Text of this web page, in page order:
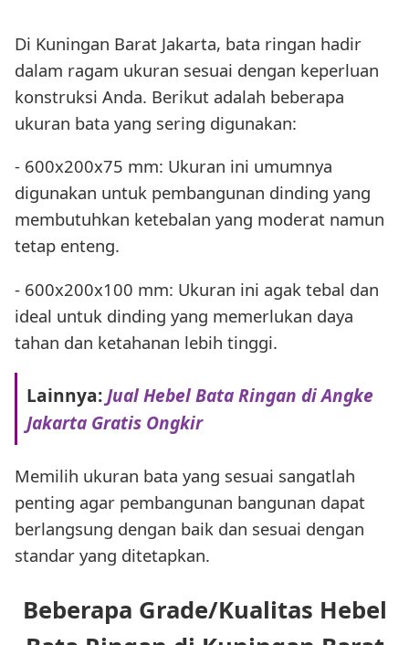
Di Kuningan Barat Jakarta, bata ringan hadir
dalam ragam ukuran sesuai dengan keperluan
konstruksi Anda. Berikut adalah beberapa
ukuran bata yang sering digunakan:
- 600x200x75 mm: Ukuran ini umumnya
digunakan untuk pembangunan dinding yang
membutuhkan ketebalan yang moderat namun
tetap enteng.
- 600x200x100 mm: Ukuran ini agak tebal dan
ideal untuk dinding yang memerlukan daya
tahan dan ketahanan lebih tinggi.
Lainnya:Jual Hebel Bata Ringan di Angke
Jakarta Gratis Ongkir
Memilih ukuran bata yang sesuai sangatlah
penting agar pembangunan bangunan dapat
berlangsung dengan baik dan sesuai dengan
standar yang ditetapkan.
Beberapa Grade/Kualitas Hebel